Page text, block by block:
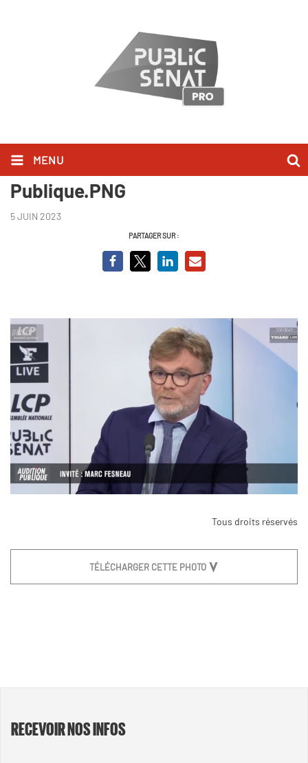
MENU
Marc Fesneau - Audition
Publique.PNG
5 JUIN 2023
PARTAGER SUR :
Tous droits réservés
TÉLÉCHARGER CETTE PHOTO
RECEVOIR NOS INFOS